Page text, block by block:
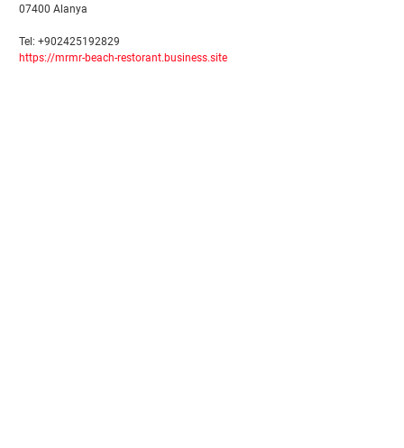
07400 Alanya
Tel: +902425192829
https://mrmr-beach-restorant.business.site